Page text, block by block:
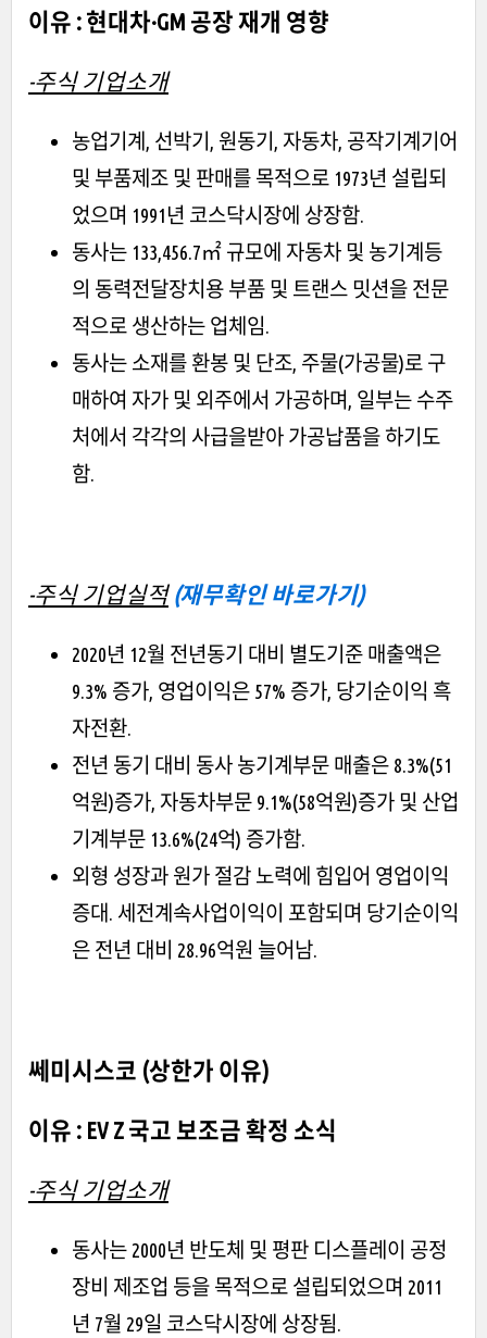
이유 : 현대차·GM 공장 재개 영향
-주식 기업소개
농업기계, 선박기, 원동기, 자동차, 공작기계기어
및 부품제조 및 판매를 목적으로 1973년 설립되
었으며 1991년 코스닥시장에 상장함.
동사는 133,456.7㎡ 규모에 자동차 및 농기계등
의 동력전달장치용 부품 및 트랜스 밋션을 전문
적으로 생산하는 업체임.
동사는 소재를 환봉 및 단조, 주물(가공물)로 구
매하여 자가 및 외주에서 가공하며, 일부는 수주
처에서 각각의 사급을받아 가공납품을 하기도
함.
-주식 기업실적 (재무확인 바로가기)
2020년 12월 전년동기 대비 별도기준 매출액은
9.3% 증가, 영업이익은 57% 증가, 당기순이익 흑
자전환.
전년 동기 대비 동사 농기계부문 매출은 8.3%(51
억원)증가, 자동차부문 9.1%(58억원)증가 및 산업
기계부문 13.6%(24억) 증가함.
외형 성장과 원가 절감 노력에 힘입어 영업이익
증대. 세전계속사업이익이 포함되며 당기순이익
은 전년 대비 28.96억원 늘어남.
쎄미시스코 (상한가 이유)
이유 : EV Z 국고 보조금 확정 소식
-주식 기업소개
동사는 2000년 반도체 및 평판 디스플레이 공정
장비 제조업 등을 목적으로 설립되었으며 2011
년 7월 29일 코스닥시장에 상장됨.